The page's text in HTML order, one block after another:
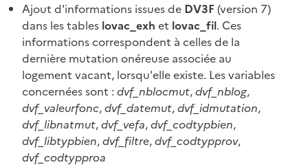
Ajout d'informations issues de DV3F(version 7)
dans les tables lovac_exh et lovac_fil. Ces
informations correspondent à celles de la
dernière mutation onéreuse associée au
logement vacant, lorsqu'elle existe. Les variables
concernées sont : dvf_nblocmut,dvf_nblog,
dvf_valeurfonc,dvf_datemut,dvf_idmutation,
dvf_libnatmut,dvf_vefa,dvf_codtypbien,
dvf_libtypbien,dvf_filtre,dvf_codtypprov,
dvf_codtypproa